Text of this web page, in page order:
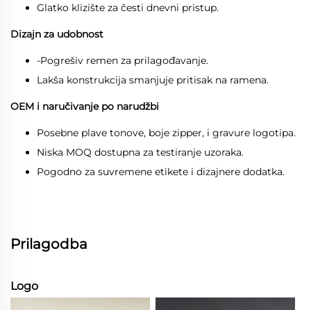
Glatko klizište za česti dnevni pristup.
Dizajn za udobnost
-Pogrešiv remen za prilagođavanje.
Lakša konstrukcija smanjuje pritisak na ramena.
OEM i naručivanje po narudžbi
Posebne plave tonove, boje zipper, i gravure logotipa.
Niska MOQ dostupna za testiranje uzoraka.
Pogodno za suvremene etikete i dizajnere dodatka.
Prilagodba
Logo